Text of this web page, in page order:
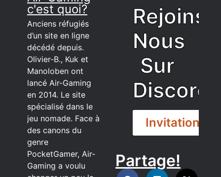
c'est quoi?
Anciens réfugiés
d’un site en ligne
décédé depuis.
Olivier-B., Kuk et
Manoloben ont
lancé Air-Gaming
en 2014. Le site
spécialisé dans le
jeu nomade. Face à
des canons du
genre
PocketGamer, Air-
Gaming a voulu
Rejoins
Nous
Sur
Discord
Invitation
DISCORD
Partage!